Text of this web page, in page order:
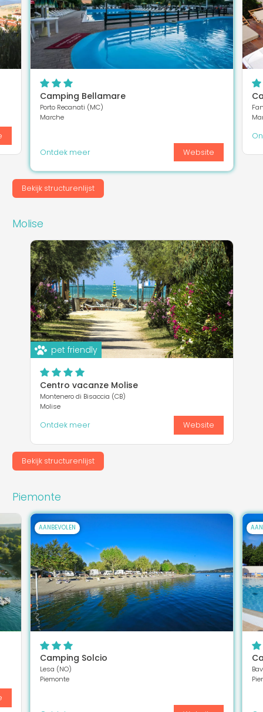
Camping Bellamare
Porto Recanati (MC)
Marche
Ontdek meer Website
Bekijk structurenlijst
Molise
pet friendly
Centro vacanze Molise
Montenero di Bisaccia (CB)
Molise
Ontdek meer Website
Bekijk structurenlijst
Piemonte
AANBEVOLEN
Camping Solcio
Lesa (NO)
Piemonte